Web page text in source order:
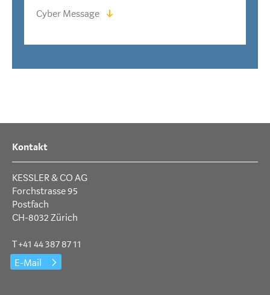
Cyber Message
Kontakt
KESSLER & CO AG
Forchstrasse 95
Postfach
CH-8032 Zürich
T +41 44 387 87 11
E-Mail